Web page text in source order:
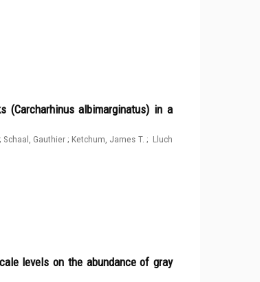
(Carcharhinus albimarginatus) in a
; Schaal, Gauthier;Ketchum, James T. ; Lluch
levels on the abundance of gray